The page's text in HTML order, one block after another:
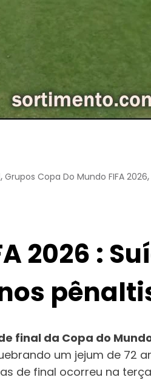
, Grupos Copa Do Mundo FIFA 2026,
2026 :
final da Copa do
um jejum de 72
de final ocorreu na